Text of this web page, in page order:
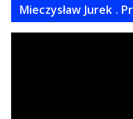
Mieczysław Jurek .